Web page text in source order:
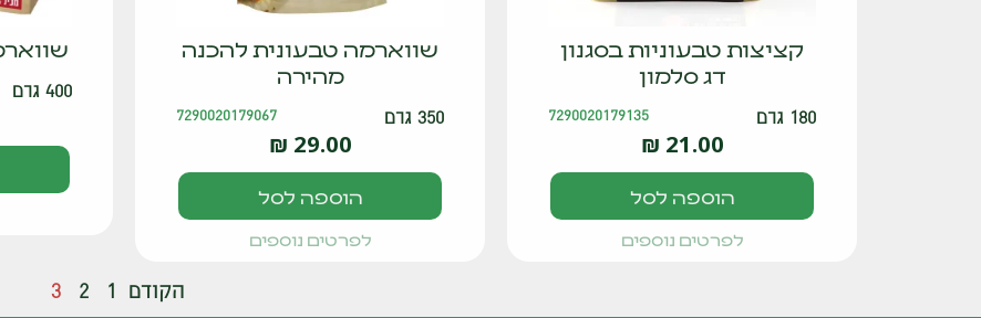
קציצות טבעוניות בסגנון
דג סלמון
180 גרם 7290020179135
21.00
₪
הוספה לסל
לפרטים נוספים
שווארמה טבעונית להכנה
מהירה
350 גרם 7290020179067
29.00
₪
הוספה לסל
לפרטים נוספים
400 גרם
הקודם 1
2
3